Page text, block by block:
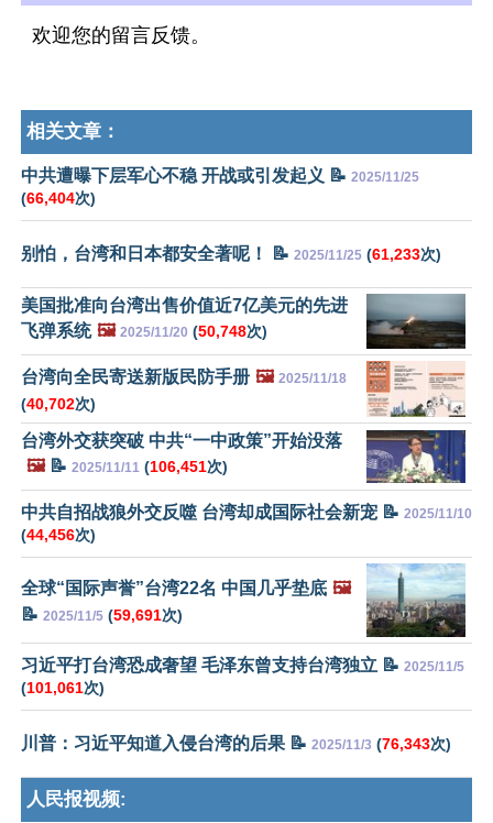
欢迎您的留言反馈。
相关文章：
中共遭曝下层军心不稳 开战或引发起义 📝 2025/11/25
(66,404次)
别怕，台湾和日本都安全著呢！ 📝 2025/11/25 (61,233次)
美国批准向台湾出售价值近7亿美元的先进
飞弹系统 🖼️ 2025/11/20 (50,748次)
台湾向全民寄送新版民防手册 🖼️ 2025/11/18
(40,702次)
台湾外交获突破 中共“一中政策”开始没落
🖼️📝 2025/11/11 (106,451次)
中共自招战狼外交反噬 台湾却成国际社会新宠 📝 2025/11/10
(44,456次)
全球“国际声誉”台湾22名 中国几乎垫底 🖼️
📝 2025/11/5 (59,691次)
习近平打台湾恐成奢望 毛泽东曾支持台湾独立 📝 2025/11/5
(101,061次)
川普：习近平知道入侵台湾的后果 📝 2025/11/3 (76,343次)
人民报视频: